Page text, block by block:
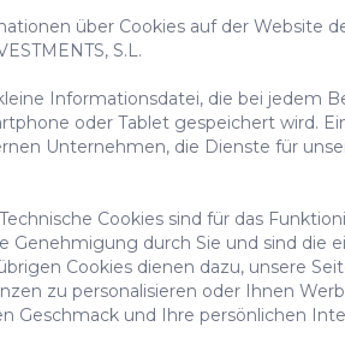
ein Zentrum mit sauberen und
Leistungs-Verhältnis. Es gibt
Bowling, ein
Bar... Es ist auch ein sehr
& Friends
über Cookies auf der Website
S.L.
Informationsdatei, die bei jedem
oder Tablet gespeichert wird.
Unternehmen, die Dienste für
Cookies sind für das
Genehmigung durch Sie und sind die
Cookies dienen dazu, unsere
zu personalisieren oder Ihnen
Geschmack und Ihre persönlichen